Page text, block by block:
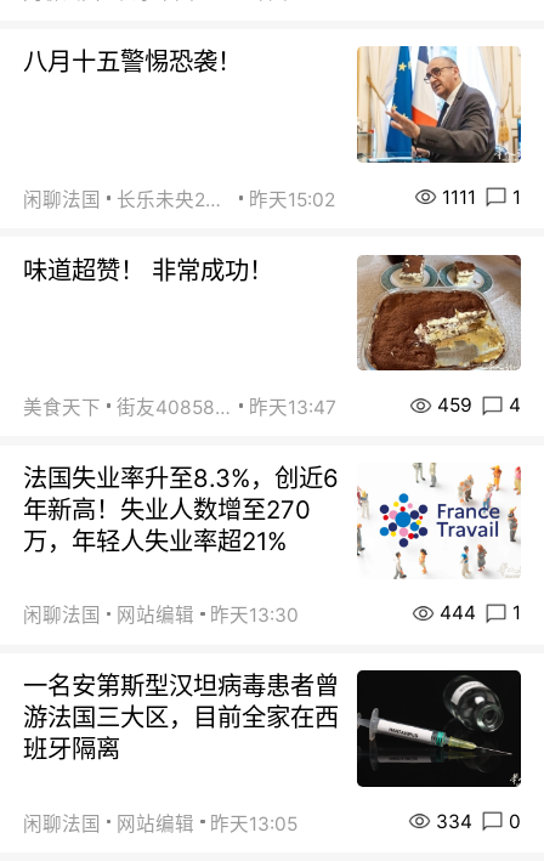
八月十五警惕恐袭！
闲聊法国 长乐未央2015 昨天15:02 1111 1
味道超赞！ 非常成功！
美食天下 街友40858442 昨天13:47 459 4
法国失业率升至8.3%，创近6
年新高！失业人数增至270
万，年轻人失业率超21%
闲聊法国 网站编辑 昨天13:30 444 1
一名安第斯型汉坦病毒患者曾
游法国三大区，目前全家在西
班牙隔离
闲聊法国 网站编辑 昨天13:05 334 0